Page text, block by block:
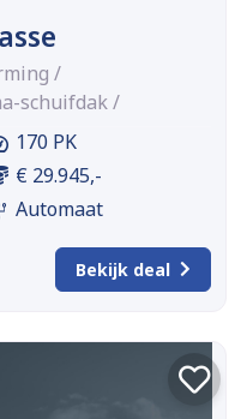
/
schuifdak /
170 PK
€ 29.945,-
Automaat
Bekijk deal